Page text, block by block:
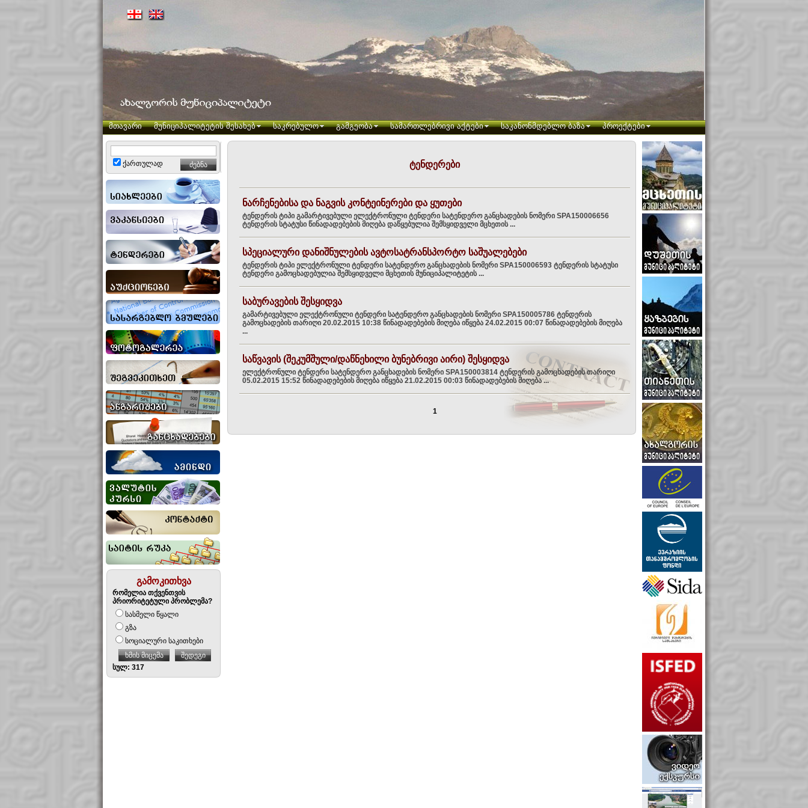
მთავარი მუნიციპალიტეტის შესახებ საკრებულო გამგეობა სამართლებრივი აქტები საკანონმდებლო ბაზა პროექტები
ქართულად
გამოკითხვა
რომელია თქვენთვის
პრიორიტეტული პრობლემა?
სასმელი წყალი
გზა
სოციალური საკითხები
ხმის მიცემა
შედეგი
სულ: 317
ტენდერები
ნარჩენებისა და ნაგვის კონტეინერები და ყუთები
ტენდერის ტიპი გამარტივებული ელექტრონული ტენდერი სატენდერო განცხადების ნომერი SPA150006656
ტენდერის სტატუსი წინადადებების მიღება დაწყებულია შემსყიდველი მცხეთის ...
სპეციალური დანიშნულების ავტოსატრანსპორტო საშუალებები
ტენდერის ტიპი ელექტრონული ტენდერი სატენდერო განცხადების ნომერი SPA150006593 ტენდერის სტატუსი
ტენდერი გამოცხადებულია შემსყიდველი მცხეთის მუნიციპალიტეტის ...
საბურავების შესყიდვა
გამარტივებული ელექტრონული ტენდერი სატენდერო განცხადების ნომერი SPA150005786 ტენდერის
გამოცხადების თარიღი 20.02.2015 10:38 წინადადებების მიღება იწყება 24.02.2015 00:07 წინადადებების მიღება
...
საწვავის (შეკუმშული/დაწნეხილი ბუნებრივი აირი) შესყიდვა
ელექტრონული ტენდერი სატენდერო განცხადების ნომერი SPA150003814 ტენდერის გამოცხადების თარიღი
05.02.2015 15:52 წინადადებების მიღება იწყება 21.02.2015 00:03 წინადადებების მიღება ...
1